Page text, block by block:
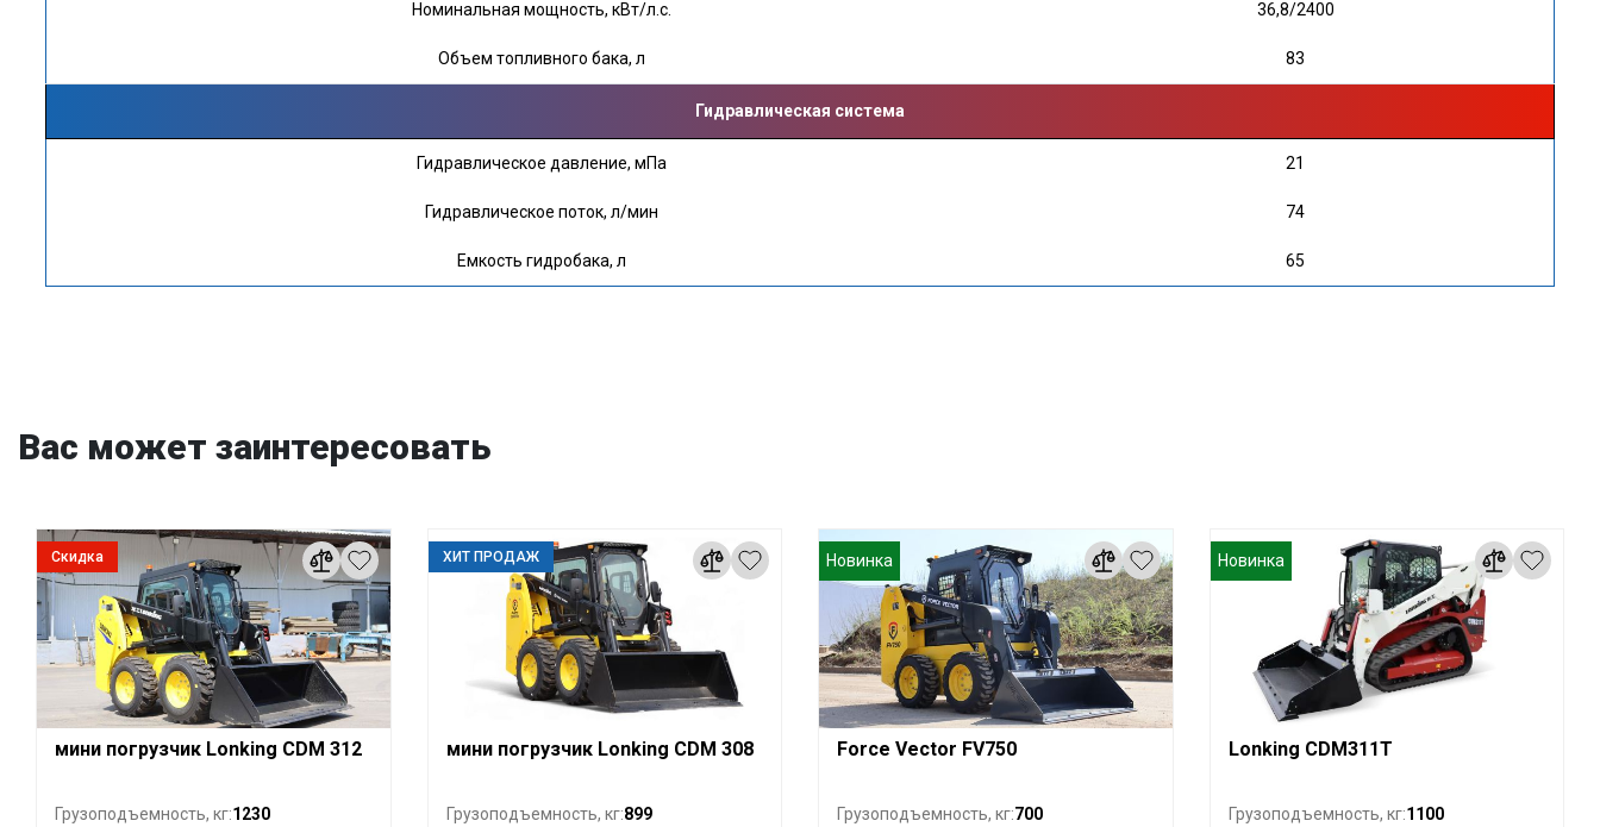
Номинальная мощность, кВт/л.с. 36,8/2400
Объем топливного бака, л 83
Гидравлическая система
Гидравлическое давление, мПа 21
Гидравлическое поток, л/мин 74
Емкость гидробака, л 65
Вас может заинтересовать
Скидка
мини погрузчик Lonking CDM 312
Грузоподъемность, кг:1230
ХИТ ПРОДАЖ
мини погрузчик Lonking CDM 308
Грузоподъемность, кг:899
Новинка
Force Vector FV750
Грузоподъемность, кг:700
Новинка
Lonking CDM311T
Грузоподъемность, кг:1100